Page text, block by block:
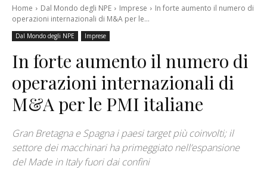
Home Dal Mondo degli NPE Imprese
In forte aumento il numero di
operazioni internazionali di M&A per le...
Dal Mondo degli NPE Imprese
In forte aumento il numero di
operazioni internazionali di
M&A per le PMI italiane
Gran Bretagna e Spagna i paesi target più coinvolti; il
settore dei macchinari ha primeggiato nell’espansione
del Made in Italy fuori dai confini